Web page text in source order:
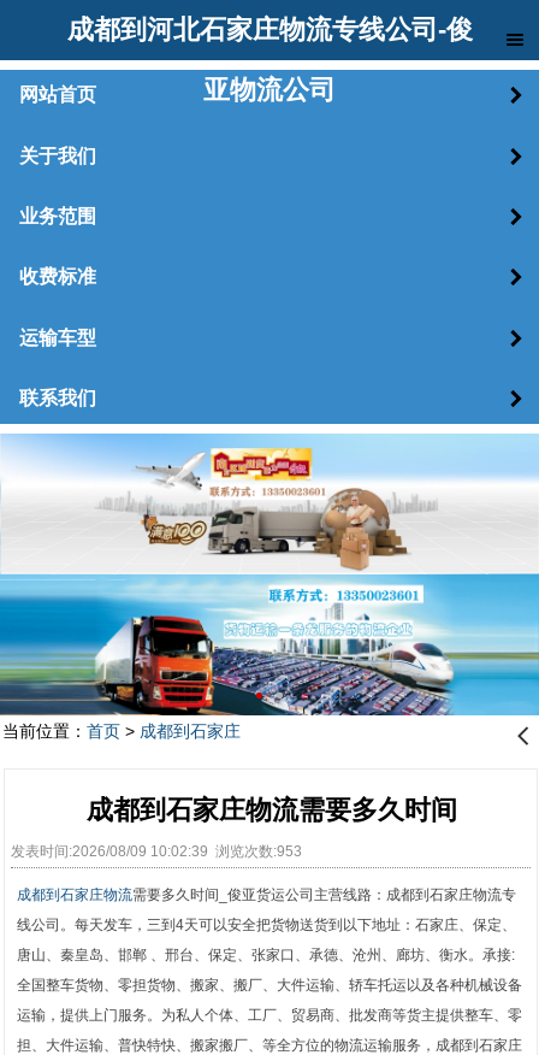
成都到河北石家庄物流专线公司-俊
亚物流公司
网站首页
关于我们
业务范围
收费标准
运输车型
联系我们
当前位置： 首页> 成都到石家庄 󰊒
成都到石家庄物流需要多久时间
发表时间:2026/08/09 10:02:39 浏览次数:953
成都到石家庄物流需要多久时间_俊亚货运公司主营线路：成都到石家庄物流专
线公司。每天发车，三到4天可以安全把货物送货到以下地址：石家庄、保定、
唐山、秦皇岛、邯郸 、邢台、保定、张家口、承德、沧州、廊坊、衡水。承接:
全国整车货物、零担货物、搬家、搬厂、大件运输、轿车托运以及各种机械设备
运输，提供上门服务。为私人个体、工厂、贸易商、批发商等货主提供整车、零
担、大件运输、普快特快、搬家搬厂、等全方位的物流运输服务，成都到石家庄